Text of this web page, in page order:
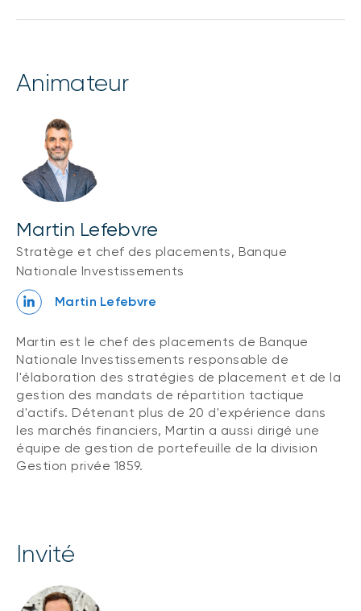
animateur
Martin Lefebvre
Stratège et chef des placements, Banque
Nationale Investissements
Martin Lefebvre
Martin est le chef des placements de Banque
Nationale Investissements responsable de
l'élaboration des stratégies de placement et de la
gestion des mandats de répartition tactique
d'actifs. Détenant plus de 20 d'expérience dans
les marchés financiers, Martin a aussi dirigé une
équipe de gestion de portefeuille de la division
Gestion privée 1859.
invité